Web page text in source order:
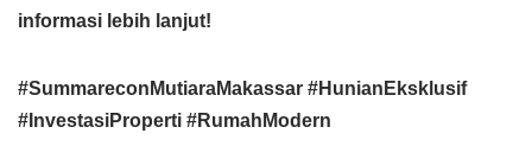
informasi lebih lanjut!
#SummareconMutiaraMakassar #HunianEksklusif
#InvestasiProperti #RumahModern